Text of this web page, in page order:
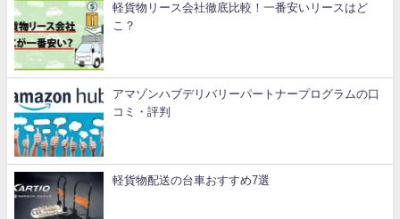
軽貨物リース会社徹底比較！一番安いリースはど
こ？
アマゾンハブデリバリーパートナープログラムの口
コミ・評判
軽貨物配送の台車おすすめ7選